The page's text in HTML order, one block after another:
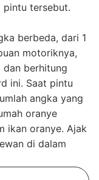
pintu tersebut.
berbeda, dari 1
motoriknya,
dan berhitung
ini. Saat pintu
angka yang
oranye
ikan oranye. Ajak
di dalam